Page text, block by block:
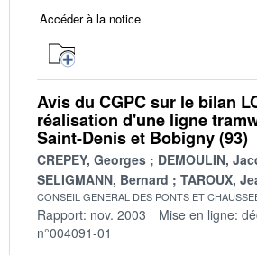
Accéder à la notice
Avis du CGPC sur le bilan
réalisation d'une ligne
Saint-Denis et Bobigny (93)
CREPEY, Georges
DEMOULIN,
SELIGMANN, Bernard
TAROUX,
CONSEIL GENERAL DES PONTS ET
Rapport: nov. 2003 Mise en ligne:
n°004091-01